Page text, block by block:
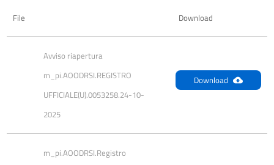
File Download
Avviso riapertura
m_pi.AOODRSI.REGISTRO
UFFICIALE(U).0053258.24-10-
2025
Download
m_pi.AOODRSI.Registro